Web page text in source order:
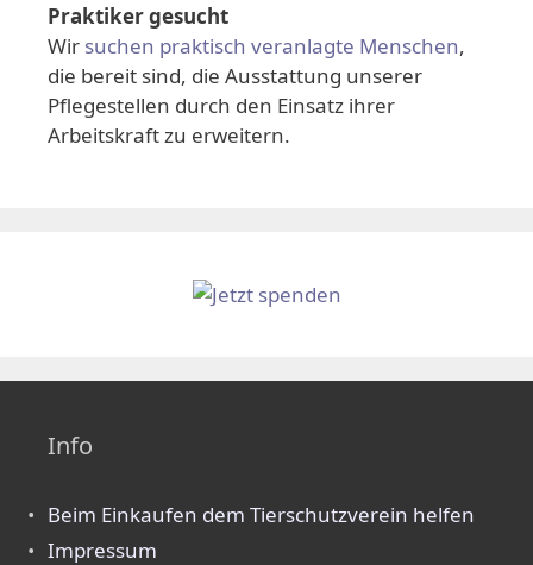
Praktiker gesucht
Wir suchen praktisch veranlagte Menschen,
die bereit sind, die Ausstattung unserer
Pflegestellen durch den Einsatz ihrer
Arbeitskraft zu erweitern.
Info
Beim Einkaufen dem Tierschutzverein helfen
Impressum